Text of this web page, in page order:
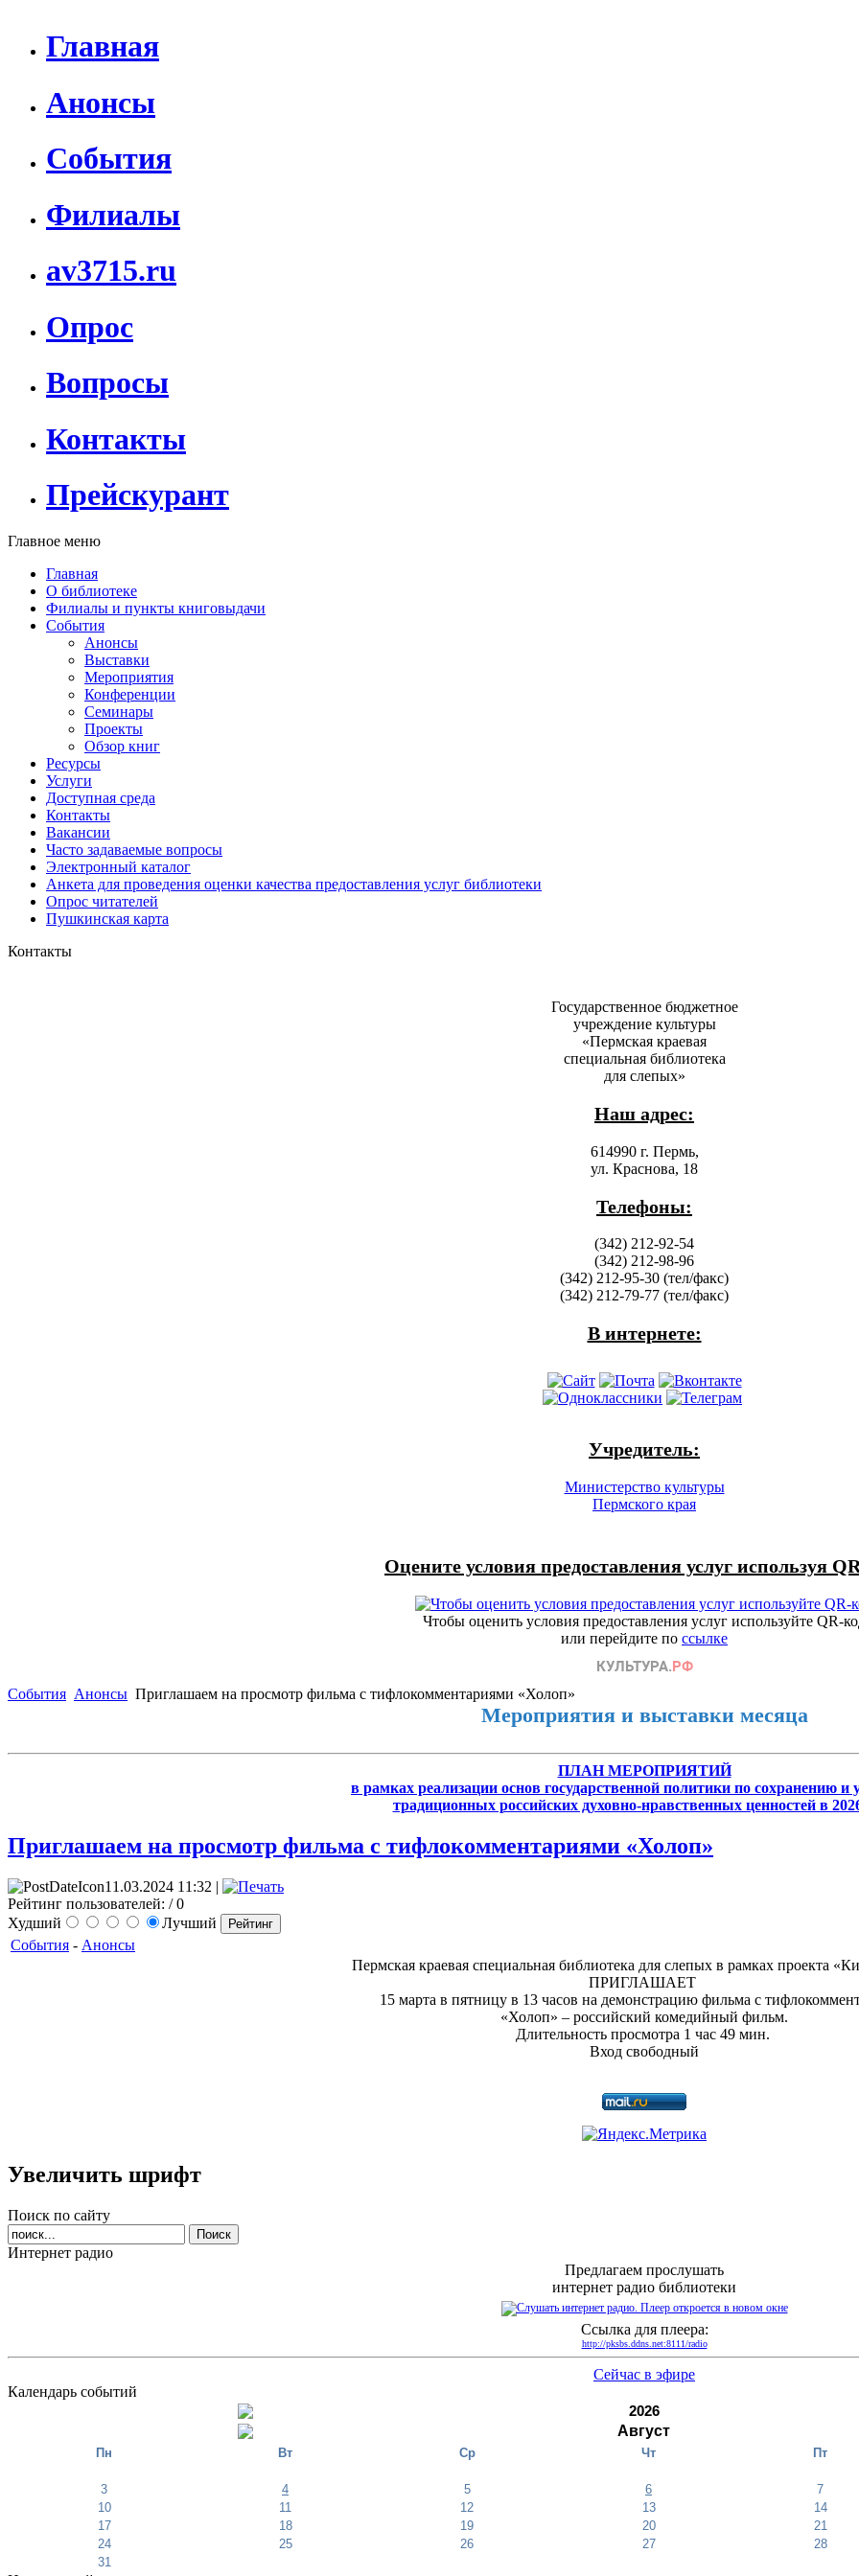
Главная
Анонсы
События
Филиалы
av3715.ru
Опрос
Вопросы
Контакты
Прейскурант
Главное меню
Главная
О библиотеке
Филиалы и пункты книговыдачи
События
Анонсы
Выставки
Мероприятия
Конференции
Семинары
Проекты
Обзор книг
Ресурсы
Услуги
Доступная среда
Контакты
Вакансии
Часто задаваемые вопросы
Электронный каталог
Анкета для проведения оценки качества предоставления услуг библиотеки
Опрос читателей
Пушкинская карта
Контакты
Государственное бюджетное
учреждение культуры
«Пермская краевая
специальная библиотека
для слепых»
Наш адрес:
614990 г. Пермь,
ул. Краснова, 18
Телефоны:
(342) 212-92-54
(342) 212-98-96
(342) 212-95-30 (тел/факс)
(342) 212-79-77 (тел/факс)
В интернете:
Учредитель:
Министерство культуры
Пермского края
Оцените условия предоставления услуг используя
Чтобы оценить условия предоставления услуг используйте QR-
или перейдите по ссылке
События Анонсы Приглашаем на просмотр фильма с тифлокомментариями «Холоп»
Мероприятия и выставки месяца
ПЛАН МЕРОПРИЯТИЙ
в рамках реализации основ государственной политики по сохранению и
традиционных российских духовно-нравственных ценностей в
Приглашаем на просмотр фильма с тифлокомментариями «Холоп»
11.03.2024 11:32 |
Рейтинг пользователей: / 0
Худший
Лучший
События - Анонсы
Пермская краевая специальная библиотека для слепых в рамках проекта
ПРИГЛАШАЕТ
15 марта в пятницу в 13 часов на демонстрацию фильма с
«Холоп» – российский комедийный фильм.
Длительность просмотра 1 час 49 мин.
Вход свободный
Увеличить шрифт
Поиск по сайту
Интернет радио
Предлагаем прослушать
интернет радио библиотеки
Ссылка для плеера:
http://pksbs.ddns.net:8111/radio
Сейчас в эфире
Календарь событий
2026
Август
Пн Вт Ср Чт Пт
3
4 5 6 7
10
11 12 13 14
17
18 19 20 21
24
25 26 27 28
31